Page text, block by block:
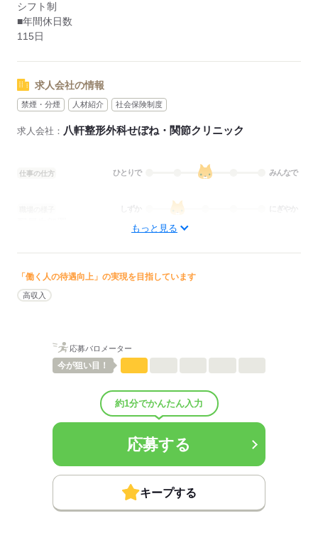
シフト制
■年間休日数
115日
求人会社の情報
禁煙・分煙 人材紹介 社会保険制度
求人会社： 八軒整形外科せぼね・関節クリニック
仕事の仕方 ひとりで みんなで
にぎやか
■賞与：4ヶ月/年
■賞与備考：計4.00ヶ月分（前年度実績）
■その他福利厚生：
敷地内禁煙
応募する
もっと見る
「働く人の待遇向上」の実現を目指しています
高収入
応募バロメーター
今が狙い目！
約1分でかんたん入力
応募する
キープする